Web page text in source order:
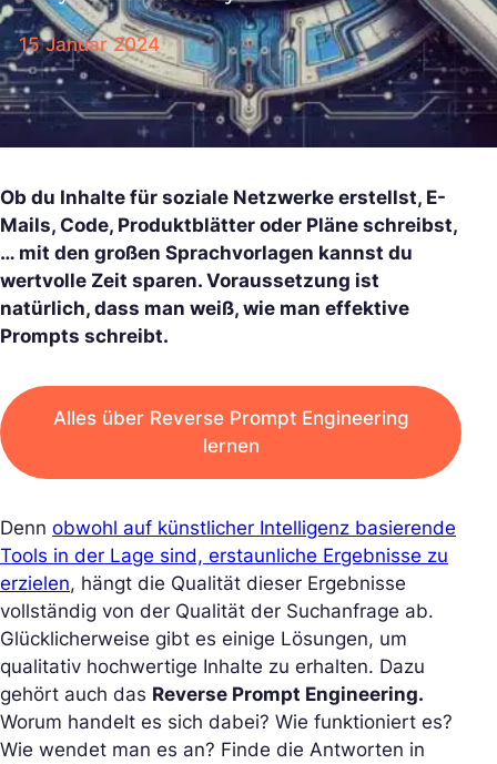
15 Januar 2024
Ob du Inhalte für soziale Netzwerke erstellst, E-
Mails, Code, Produktblätter oder Pläne schreibst,
… mit den großen Sprachvorlagen kannst du
wertvolle Zeit sparen. Voraussetzung ist
natürlich, dass man weiß, wie man effektive
Prompts schreibt.
Alles über Reverse Prompt Engineering
lernen
Denn obwohl auf künstlicher Intelligenz basierende
Tools in der Lage sind, erstaunliche Ergebnisse zu
erzielen, hängt die Qualität dieser Ergebnisse
vollständig von der Qualität der Suchanfrage ab.
Glücklicherweise gibt es einige Lösungen, um
qualitativ hochwertige Inhalte zu erhalten. Dazu
gehört auch das Reverse Prompt Engineering.
Worum handelt es sich dabei? Wie funktioniert es?
Wie wendet man es an? Finde die Antworten in